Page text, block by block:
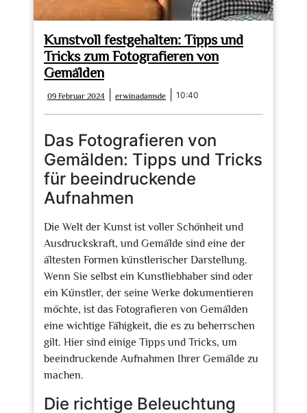
Kunstvoll festgehalten: Tipps und
Tricks zum Fotografieren von
Gemälden
09 Februar 2024
Februar
2024
erwinadamsde erwinadamsde
10:40
Das Fotografieren von
Gemälden: Tipps und Tricks
für beeindruckende
Aufnahmen
Die Welt der Kunst ist voller Schönheit und
Ausdruckskraft, und Gemälde sind eine der
ältesten Formen künstlerischer Darstellung.
Wenn Sie selbst ein Kunstliebhaber sind oder
ein Künstler, der seine Werke dokumentieren
möchte, ist das Fotografieren von Gemälden
eine wichtige Fähigkeit, die es zu beherrschen
gilt. Hier sind einige Tipps und Tricks, um
beeindruckende Aufnahmen Ihrer Gemälde zu
machen.
Die richtige Beleuchtung